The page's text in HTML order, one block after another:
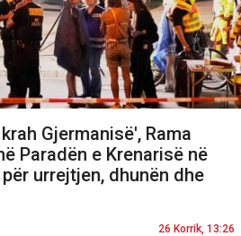
Gjermanisë', Rama
Paradën e Krenarisë në
urrejtjen, dhunën dhe
26 Korrik, 13:26